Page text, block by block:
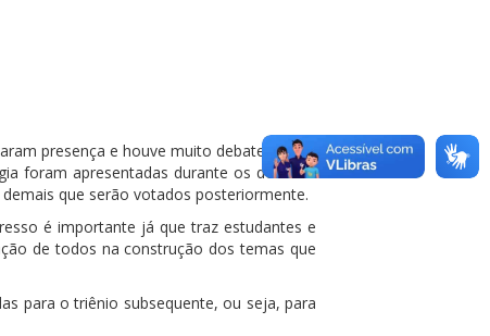
presença e houve muito debate acerca
foram apresentadas durante os debates.
que serão votados posteriormente.
é importante já que traz estudantes e
de todos na construção dos temas que
para o triênio subsequente, ou seja, para